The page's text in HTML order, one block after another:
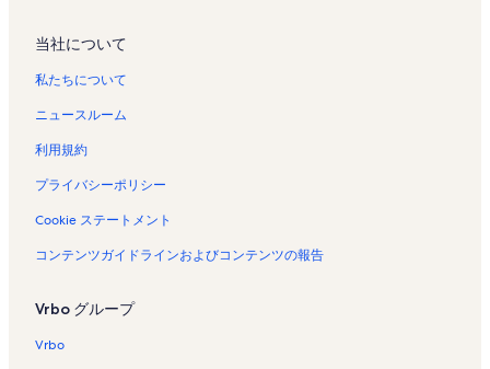
ジ
開
く
リ
ン
ク
ン
開
リ
ン
ク
を
く
リ
ン
ク
ー
を
開
く
リ
ク
を
く
リ
ン
ク
を
く
リ
ン
ク
タ
の
ペ
ー
ジ
開
リ
ク
ル
ペ
ー
ジ
を
く
ン
ル
ペ
ー
ジ
を
く
ン
当社について
私たちについて
ニュースルーム
利用規約
プライバシーポリシー
Cookie ステートメント
コンテンツガイドラインおよびコンテンツの報告
Vrbo グループ
Vrbo